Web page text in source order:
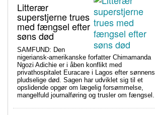
Litterær
superstjerne trues
med fængsel efter
søns død
SAMFUND: Den
nigeriansk-amerikanske forfatter Chimamanda
Ngozi Adichie er i åben konflikt med
privathospitalet Euracare i Lagos efter sønnens
pludselige død. Sagen har udviklet sig til et
opslidende opgør om lægelig forsømmelse,
mangelfuld journalføring og trusler om fængsel.